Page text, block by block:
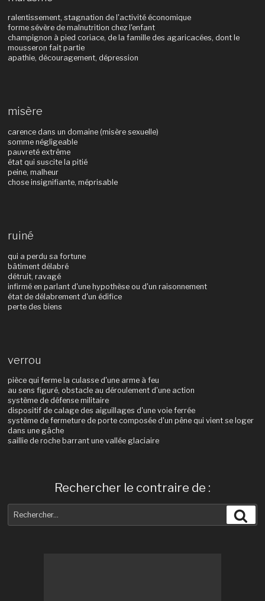
ralentissement, stagnation de l'activité économique
forme sévère de malnutrition chez l'enfant
champignon à pied coriace, de la famille des agaricacées, dont le
mousseron fait partie
apathie, découragement, dépression
misère
carence dans un domaine (misère sexuelle)
somme négligeable
pauvreté extrême
état qui suscite la pitié
peine, malheur
chose insignifiante, méprisable
ruiné
qui a perdu sa fortune
bâtiment délabré
détruit, ravagé
infirmé en parlant d'une hypothèse ou d'un raisonnement
état de délabrement d'un édifice
perte des biens
verrou
pièce qui ferme la culasse d'une arme à feu
au sens figuré, obstacle au déroulement d'une action
système de défense militaire
dispositif de calage des aiguillages d'une voie ferrée
système de fermeture de porte composée d'un pêne qui vient se loger
dans une gâche
saillie de roche barrant une vallée glaciaire
Rechercher le contraire de :
pour